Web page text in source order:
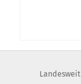
Landesweit